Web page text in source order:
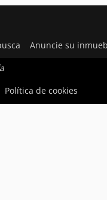
Anuncie su
Política de cookies